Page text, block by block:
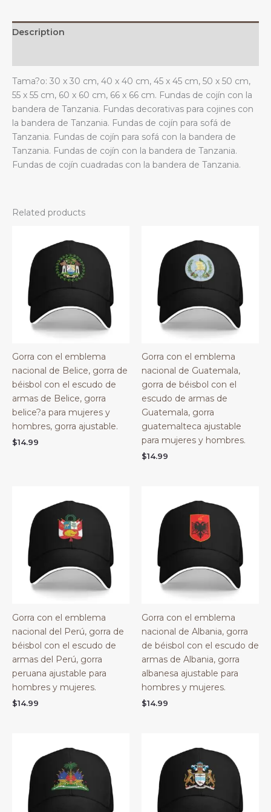
Description
Tama?o: 30 x 30 cm, 40 x 40 cm, 45 x 45 cm, 50 x 50 cm,
55 x 55 cm, 60 x 60 cm, 66 x 66 cm. Fundas de cojín con la
bandera de Tanzania. Fundas decorativas para cojines con
la bandera de Tanzania. Fundas de cojín para sofá de
Tanzania. Fundas de cojín para sofá con la bandera de
Tanzania. Fundas de cojín con la bandera de Tanzania.
Fundas de cojín cuadradas con la bandera de Tanzania.
Related products
Gorra con el emblema
nacional de Belice, gorra de
béisbol con el escudo de
armas de Belice, gorra
belice?a para mujeres y
hombres, gorra ajustable.
$14.99
Gorra con el emblema
nacional de Guatemala,
gorra de béisbol con el
escudo de armas de
Guatemala, gorra
guatemalteca ajustable
para mujeres y hombres.
$14.99
Gorra con el emblema
nacional del Perú, gorra de
béisbol con el escudo de
armas del Perú, gorra
peruana ajustable para
hombres y mujeres.
$14.99
Gorra con el emblema
nacional de Albania, gorra
de béisbol con el escudo de
armas de Albania, gorra
albanesa ajustable para
hombres y mujeres.
$14.99